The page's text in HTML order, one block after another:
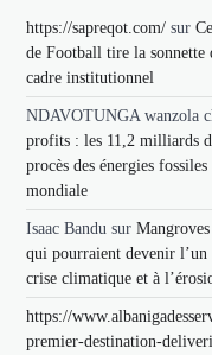
https://sapreqot.com/ sur
de Football tire la
cadre institutionnel
NDAVOTUNGA wanzola
profits : les 11,2 milliards
procès des énergies
mondiale
Isaac Bandu sur
qui pourraient devenir l’un
crise climatique et à
https://
premier-destination-